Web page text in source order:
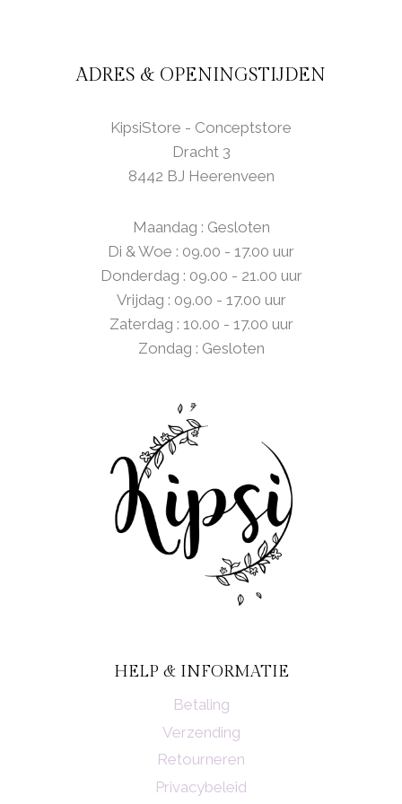
ADRES & OPENINGSTIJDEN
KipsiStore - Conceptstore
Dracht 3
8442 BJ Heerenveen
Maandag : Gesloten
Di & Woe : 09.00 - 17.00 uur
Donderdag : 09.00 - 21.00 uur
Vrijdag : 09.00 - 17.00 uur
Zaterdag : 10.00 - 17.00 uur
Zondag : Gesloten
HELP & INFORMATIE
Betaling
Verzending
Retourneren
Privacybeleid